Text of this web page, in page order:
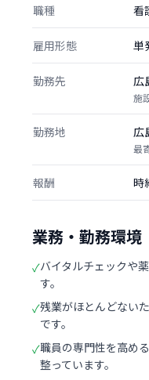
職種 看
雇用形態 単
勤務先 広
施
勤務地 広
最
報酬 時
業務・勤務環境
✓バイタルチェックや
す。
✓残業がほとんどない
です。
✓職員の専門性を高め
整っています。